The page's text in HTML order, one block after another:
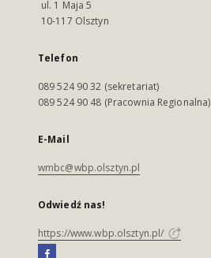
ul. 1 Maja 5
10-117 Olsztyn
Telefon
089 524 90 32 (sekretariat)
089 524 90 48 (Pracownia Regionalna)
E-Mail
wmbc@wbp.olsztyn.pl
Odwiedź nas!
https://www.wbp.olsztyn.pl/